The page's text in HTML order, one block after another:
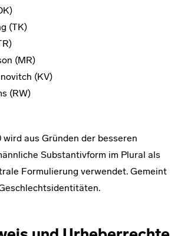
(TK)
(MR)
(KV)
(RW)
wird aus Gründen der besseren
Substantivform im Plural als
Formulierung verwendet. Gemeint